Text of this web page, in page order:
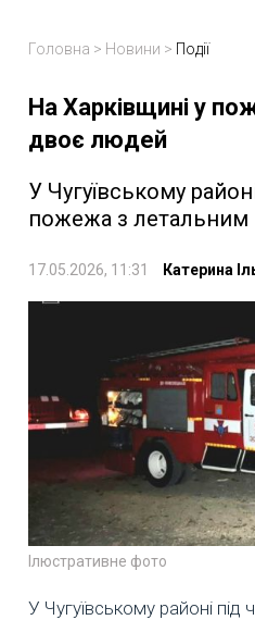
Головна > Новини > Події
На Харківщині у
двоє людей
У Чугуївському
пожежа з летальним
17.05.2026, 11:31 Катерина
Ілюстративне фото
У Чугуївському районі під